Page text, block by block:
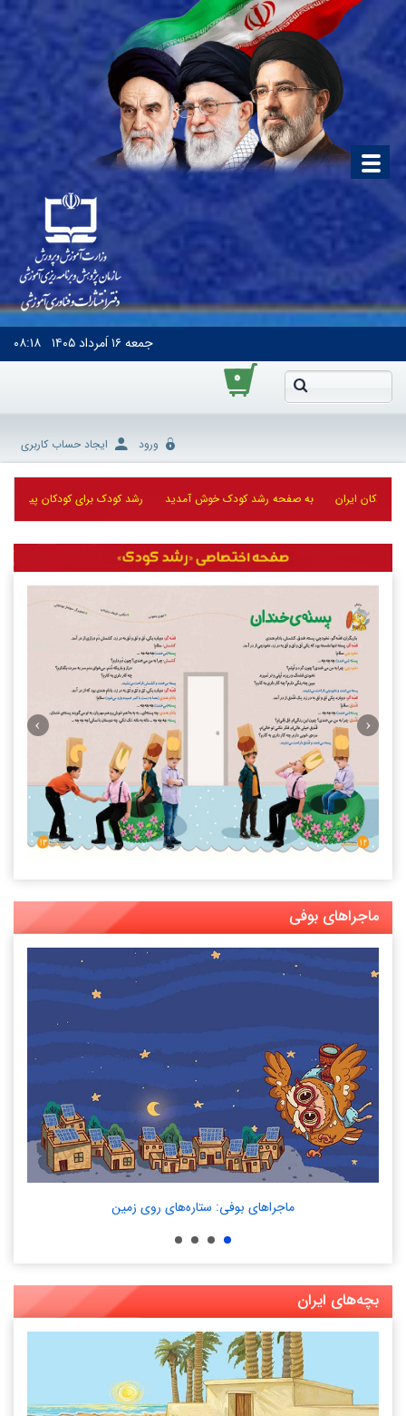
جمعه۱۶ اَمرداد ۱۴۰۵ ۰۸:۱۸
۰
ورود ایجاد حساب کاربری
رشد کودک برای کودکان پیش دبستان و پایه اول به صفحه رشد کودک خوش آمدید
ماجراهای بوفی
ماجراهای بوفی: ستاره‌های روی زمین
بچه‌های ایران